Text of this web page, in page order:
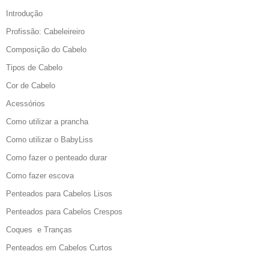
Introdução
Profissão: Cabeleireiro
Composição do Cabelo
Tipos de Cabelo
Cor de Cabelo
Acessórios
Como utilizar a prancha
Como utilizar o BabyLiss
Como fazer o penteado durar
Como fazer escova
Penteados para Cabelos Lisos
Penteados para Cabelos Crespos
Coques e Tranças
Penteados em Cabelos Curtos